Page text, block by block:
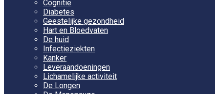
Cognitie
Diabetes
Geestelijke gezondheid
Hart en Bloedvaten
De huid
Infectieziekten
Kanker
Leveraandoeningen
Lichamelijke activiteit
De Longen